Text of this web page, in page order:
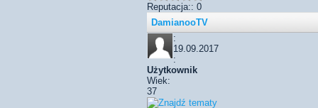
Reputacja:: 0
DamianooTV
:
19.09.2017
:
Użytkownik
Wiek:
37